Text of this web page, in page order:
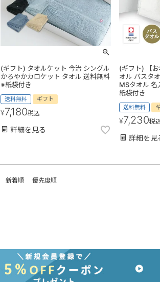
(ギフト) タオルケット 今治 シングル
かろやかカロケット タオル 送料無料
※紙袋付き
送料無料 ギフト
¥7,180税込
詳細を見る
(ギフト) 【
オル バスタ
MSタオル 名
紙袋付き
送料無料
¥7,230税
詳細を見
新着順 優先度順